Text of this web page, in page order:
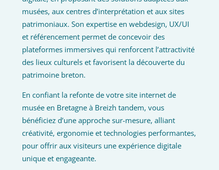
musées, aux centres d’interprétation et aux sites
patrimoniaux. Son expertise en webdesign, UX/UI
et référencement permet de concevoir des
plateformes immersives qui renforcent l’attractivité
des lieux culturels et favorisent la découverte du
patrimoine breton.
En confiant la refonte de votre site internet de
musée en Bretagne à Breizh tandem, vous
bénéficiez d’une approche sur-mesure, alliant
créativité, ergonomie et technologies performantes,
pour offrir aux visiteurs une expérience digitale
unique et engageante.